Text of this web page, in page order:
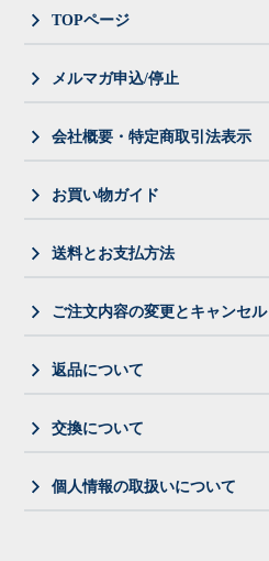
TOPページ
メルマガ申込/停止
会社概要・特定商取引法表示
お買い物ガイド
送料とお支払方法
ご注文内容の変更とキャンセル
返品について
交換について
個人情報の取扱いについて